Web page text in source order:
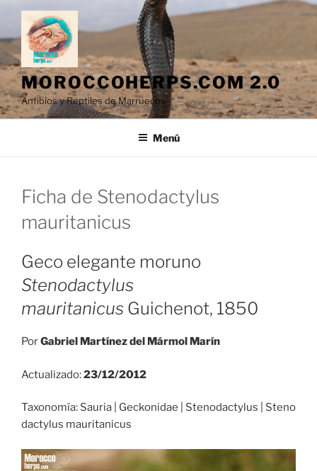
Saltar
contenido
MOROCCOHERPS.COM 2.0
Anfibios y Reptiles de Marruecos
Menú
Ficha de Stenodactylus
mauritanicus
Geco elegante moruno
Stenodactylus
mauritanicus Guichenot, 1850
PorGabriel Martínez del Mármol Marín
Actualizado:23/12/2012
Taxonomía: Sauria | Geckonidae | Stenodactylus | Steno
dactylus mauritanicus